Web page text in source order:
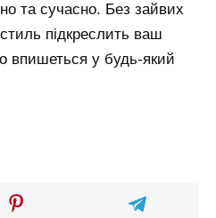
та сучасно. Без зайвих
підкреслить ваш
впишеться у будь-який